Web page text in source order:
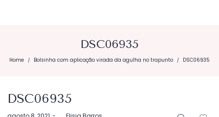
DSC06935
Home / Bolsinha com aplicação virada da agulha no trapunto / DSC06935
DSC06935
Postado